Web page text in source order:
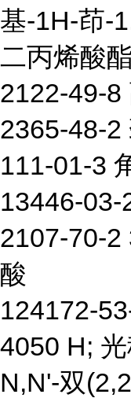
基-1H-茚-
二丙烯酸
2122-49-8
2365-48-2
111-01-3
13446-03-
2107-70-2
酸
124172-
4050 H;
N,N'-双